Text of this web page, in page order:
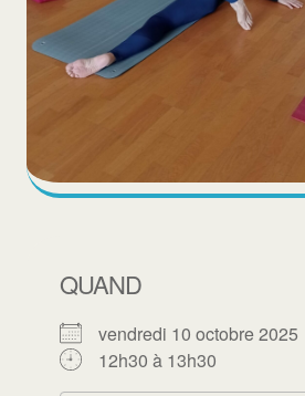
QUAND
vendredi 10 octobre 2025
12h30 à 13h30